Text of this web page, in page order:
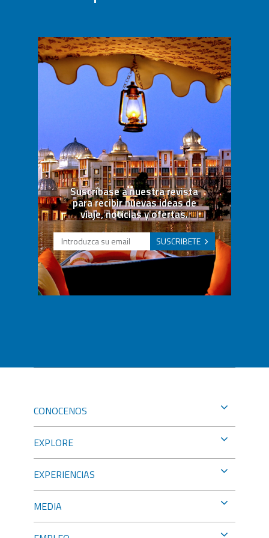
Suscríbase a nuestra revista
para recibir nuevas ideas de
viaje, noticias y ofertas.
SUSCRIBETE
CONOCENOS
EXPLORE
EXPERIENCIAS
MEDIA